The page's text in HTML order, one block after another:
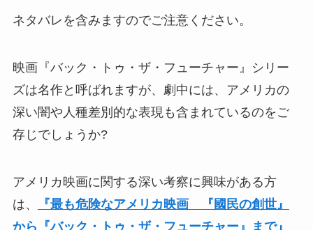
ネタバレを含みますのでご注意ください。
映画『バック・トゥ・ザ・フューチャー』シリー
ズは名作と呼ばれますが、劇中には、アメリカの
深い闇や人種差別的な表現も含まれているのをご
存じでしょうか?
アメリカ映画に関する深い考察に興味がある方
は、
『最も危険なアメリカ映画 『國民の創世』
から『バック・トゥ・ザ・フューチャー』まで』